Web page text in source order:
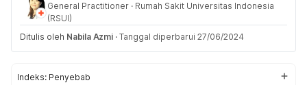
General Practitioner · Rumah Sakit Universitas Indonesia
(RSUI)
Ditulis oleh Nabila Azmi · Tanggal diperbarui 27/06/2024
Indeks: Penyebab